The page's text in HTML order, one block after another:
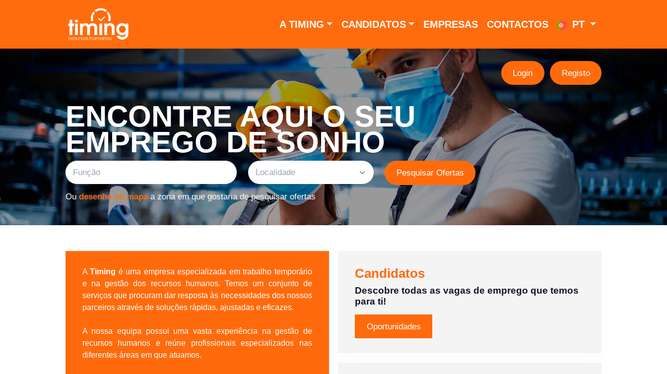
A TIMING CANDIDATOS EMPRESAS CONTACTOS PT
Registo
Login
ENCONTRE AQUI O SEU
EMPREGO DE SONHO
Localidade Pesquisar Ofertas
Ou desenhe no mapaa zona em que gostaria de pesquisar ofertas
ATiming é uma empresa especializada em trabalho temporário
e na gestão dos recursos humanos. Temos um conjunto de
serviços que procuram dar resposta às necessidades dos nossos
parceiros através de soluções rápidas, ajustadas e eficazes.
A nossa equipa possui uma vasta experiência na gestão de
recursos humanos e reúne profissionais especializados nas
diferentes áreas em que atuamos.
Candidatos
Descobre todas as vagas de emprego que temos
para ti!
Oportunidades